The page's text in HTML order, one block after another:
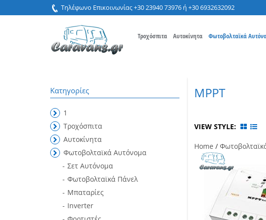
Τηλέφωνο Επικοινωνίας +30 23940 73976 ή +30 6932632092
Τροχόσπιτα Αυτοκίνητα Φωτοβολταϊκά
MPPT
VIEW STYLE:
Home /
Κατηγορίες
1
Τροχόσπιτα
Αυτοκίνητα
Φωτοβολταϊκά Αυτόνομα
Σετ Αυτόνομα
Φωτοβολταϊκά Πάνελ
Μπαταρίες
Inverter